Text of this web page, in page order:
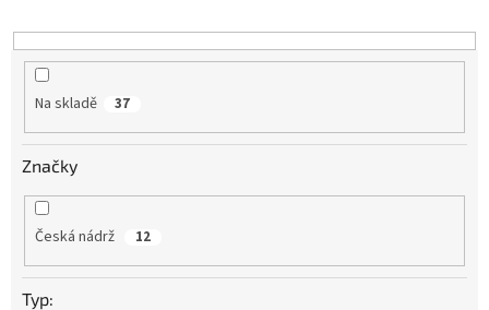
t
ů
Na skladě 37
Značky
Česká nádrž 12
Typ: